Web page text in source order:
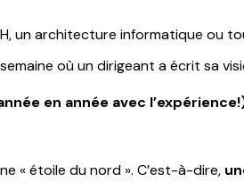
un architecture informatique ou
où un dirigeant a écrit sa
en année avec
« étoile du nord ». C’est-à-dire,